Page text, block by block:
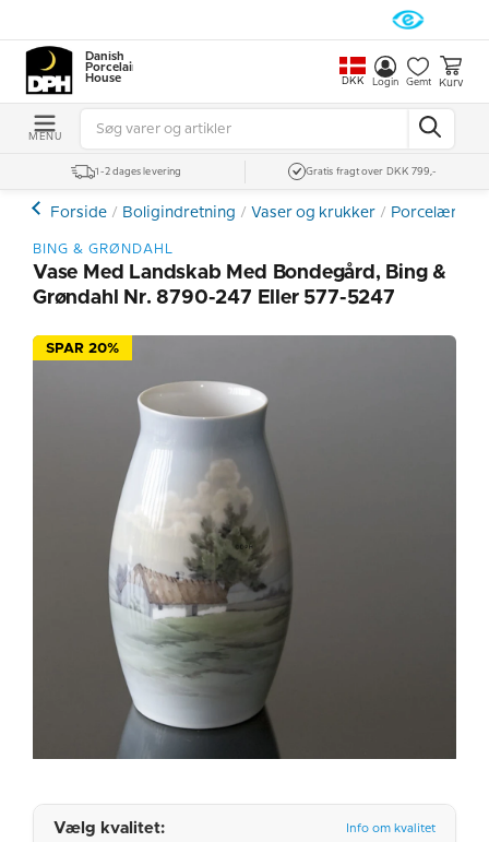
Danish
Porcelain
House
DKK Login Gemt Kurv
MENU
1-2 dages levering Gratis fragt over DKK 799,-
Forside Boligindretning Vaser og krukker
BING & GRØNDAHL
Vase Med Landskab Med Bondegård, Bing &
Grøndahl Nr. 8790-247 Eller 577-5247
SPAR 20%
Vælg kvalitet: Info om kvalitet